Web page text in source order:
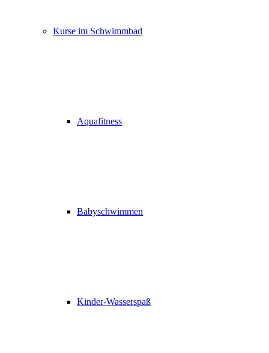
Kurse im Schwimmbad
Aquafitness
Babyschwimmen
Kinder-Wasserspaß